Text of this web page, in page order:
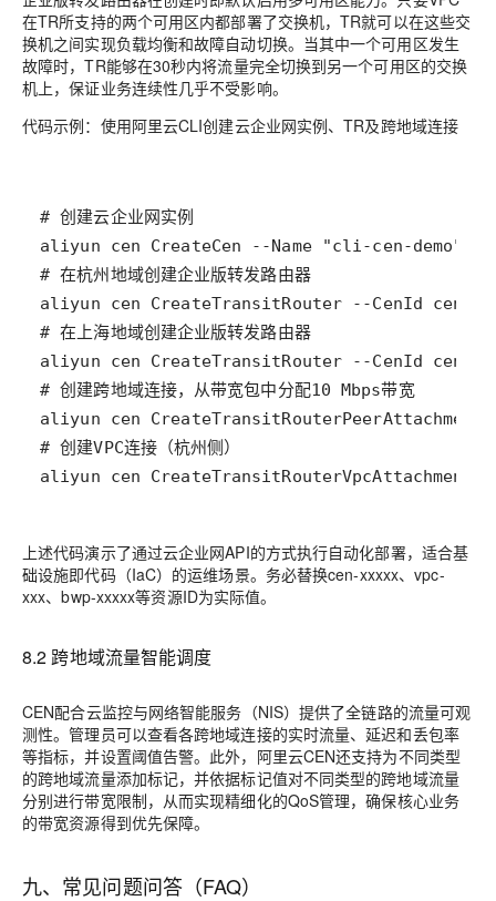
在TR所支持的两个可用区内都部署了交换机，TR就可以在这些交
换机之间实现负载均衡和故障自动切换。当其中一个可用区发生
故障时，TR能够在30秒内将流量完全切换到另一个可用区的交换
机上，保证业务连续性几乎不受影响。
代码示例：使用阿里云CLI创建云企业网实例、TR及跨地域连接
# 在杭州地域创建企业版转发路由器
# 在上海地域创建企业版转发路由器
# 创建跨地域连接，从带宽包中分配10 Mbps带宽
aliyun cen CreateTransitRouterVpcAttachment
上述代码演示了通过云企业网API的方式执行自动化部署，适合基
础设施即代码（IaC）的运维场景。务必替换cen-xxxxx、vpc-
xxx、bwp-xxxxx等资源ID为实际值。
8.2 跨地域流量智能调度
CEN配合云监控与网络智能服务（NIS）提供了全链路的流量可观
测性。管理员可以查看各跨地域连接的实时流量、延迟和丢包率
等指标，并设置阈值告警。此外，阿里云CEN还支持为不同类型
的跨地域流量添加标记，并依据标记值对不同类型的跨地域流量
分别进行带宽限制，从而实现精细化的QoS管理，确保核心业务
的带宽资源得到优先保障。
九、常见问题问答（FAQ）